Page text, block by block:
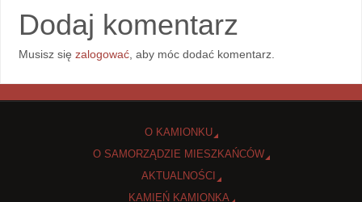
Dodaj komentarz
Musisz się zalogować, aby móc dodać komentarz.
O KAMIONKU
O SAMORZĄDZIE MIESZKAŃCÓW
AKTUALNOŚCI
KAMIEŃ KAMIONKA